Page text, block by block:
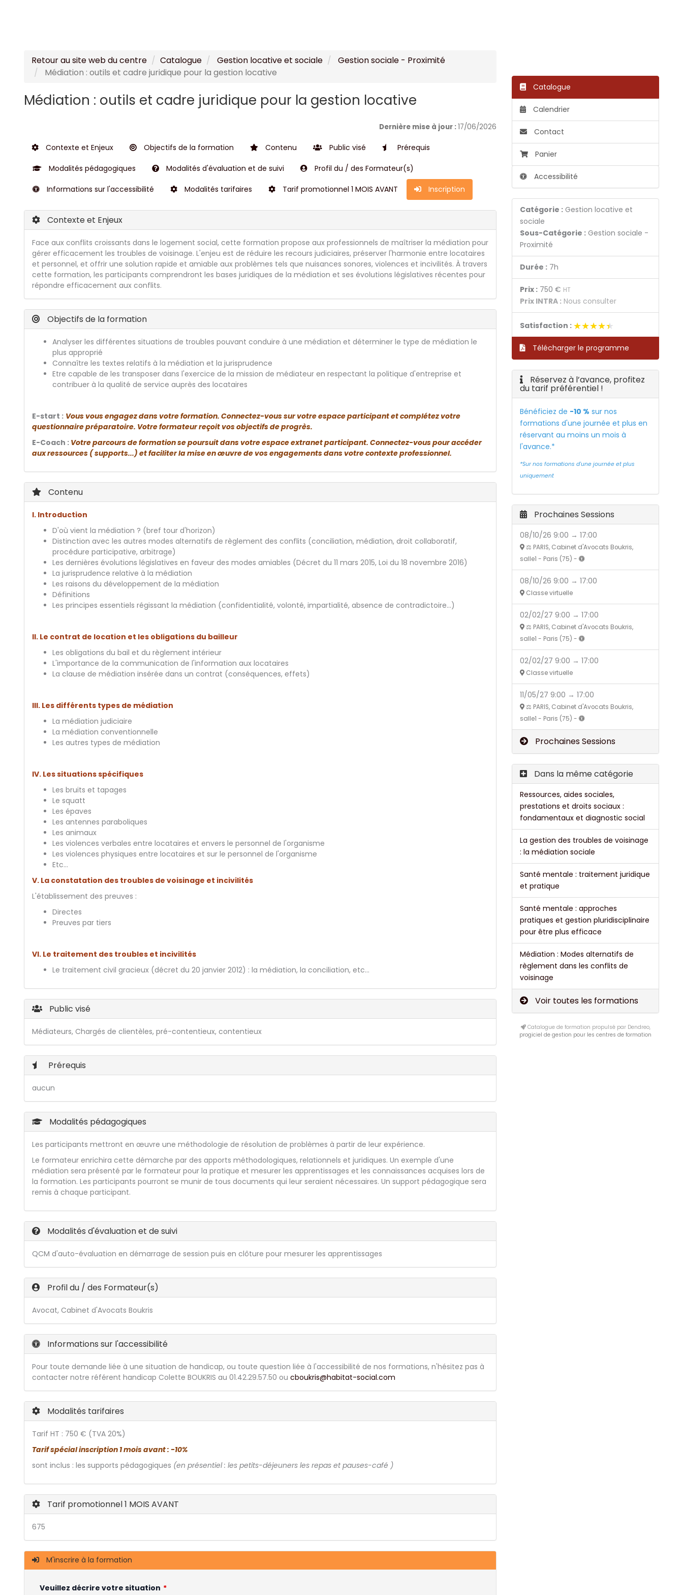
Retour au site web du centre Catalogue Gestion locative et sociale
Gestion sociale - Proximité
Médiation : outils et cadre juridique pour la gestion locative
Médiation : outils et cadre juridique pour la gestion locative
Dernière mise à jour :17/06/2026
Contexte et Enjeux Objectifs de la formation Contenu Public visé Prérequis
Modalités pédagogiques Modalités d'évaluation et de suivi Profil du / des Formateur(s)
Informations sur l'accessibilité Modalités tarifaires Tarif promotionnel 1 MOIS AVANT Inscription
Contexte et Enjeux
Face aux conflits croissants dans le logement social, cette formation propose aux professionnels de maîtriser la médiation pour
gérer efficacement les troubles de voisinage. L'enjeu est de réduire les recours judiciaires, préserver l'harmonie entre locataires
et personnel, et offrir une solution rapide et amiable aux problèmes tels que nuisances sonores, violences et incivilités. À travers
cette formation, les participants comprendront les bases juridiques de la médiation et ses évolutions législatives récentes pour
répondre efficacement aux conflits.
Objectifs de la formation
Analyser les différentes situations de troubles pouvant conduire à une médiation et déterminer le type de médiation le
plus approprié
Connaître les textes relatifs à la médiation et la jurisprudence
Etre capable de les transposer dans l'exercice de la mission de médiateur en respectant la politique d'entreprise et
contribuer à la qualité de service auprès des locataires
E-start : Vous vous engagez dans votre formation. Connectez-vous sur votre espace participant et complétez votre
questionnaire préparatoire. Votre formateur reçoit vos objectifs de progrès.
E-Coach : Votre parcours de formation se poursuit dans votre espace extranet participant. Connectez-vous pour accéder
aux ressources ( supports...) et faciliter la mise en œuvre de vos engagements dans votre contexte professionnel.
Contenu
I. Introduction
D'où vient la médiation ? (bref tour d'horizon)
Distinction avec les autres modes alternatifs de règlement des conflits (conciliation, médiation, droit collaboratif,
procédure participative, arbitrage)
Les dernières évolutions législatives en faveur des modes amiables (Décret du 11 mars 2015, Loi du 18 novembre 2016)
La jurisprudence relative à la médiation
Les raisons du développement de la médiation
Définitions
Les principes essentiels régissant la médiation (confidentialité, volonté, impartialité, absence de contradictoire…)
II. Le contrat de location et les obligations du bailleur
Les obligations du bail et du règlement intérieur
L'importance de la communication de l'information aux locataires
La clause de médiation insérée dans un contrat (conséquences, effets)
III. Les différents types de médiation
La médiation judiciaire
La médiation conventionnelle
Les autres types de médiation
IV. Les situations spécifiques
Les bruits et tapages
Le squatt
Les épaves
Les antennes paraboliques
Les animaux
Les violences verbales entre locataires et envers le personnel de l'organisme
Les violences physiques entre locataires et sur le personnel de l'organisme
Etc…
V. La constatation des troubles de voisinage et incivilités
L'établissement des preuves :
Directes
Preuves par tiers
VI. Le traitement des troubles et incivilités
Le traitement civil gracieux (décret du 20 janvier 2012) : la médiation, la conciliation, etc...
Public visé
Médiateurs, Chargés de clientèles, pré-contentieux, contentieux
Prérequis
aucun
Modalités pédagogiques
Les participants mettront en œuvre une méthodologie de résolution de problèmes à partir de leur expérience.
Le formateur enrichira cette démarche par des apports méthodologiques, relationnels et juridiques. Un exemple d'une
médiation sera présenté par le formateur pour la pratique et mesurer les apprentissages et les connaissances acquises lors de
la formation. Les participants pourront se munir de tous documents qui leur seraient nécessaires. Un support pédagogique sera
remis à chaque participant.
Modalités d'évaluation et de suivi
QCM d'auto-évaluation en démarrage de session puis en clôture pour mesurer les apprentissages
Profil du / des Formateur(s)
Avocat, Cabinet d'Avocats Boukris
Informations sur l'accessibilité
Pour toute demande liée à une situation de handicap, ou toute question liée à l'accessibilité de nos formations, n'hésitez pas à
contacter notre référent handicap Colette BOUKRIS au 01.42.29.57.50 ou cboukris@habitat-social.com
Modalités tarifaires
Tarif HT : 750 € (TVA 20%)
Tarif spécial inscription 1 mois avant : -10%
sont inclus : les supports pédagogiques (en présentiel : les petits-déjeuners les repas et pauses-café )
Tarif promotionnel 1 MOIS AVANT
675
M'inscrire à la formation
Veuillez décrire votre situation
Catalogue
Calendrier
Contact
Panier
Accessibilité
Catégorie : Gestion locative et
sociale
Sous-Catégorie : Gestion sociale -
Proximité
Durée : 7h
Prix : 750 € HT
Prix INTRA : Nous consulter
Satisfaction : ★★★★★
★★★★★
Télécharger le programme
Réservez à l’avance, profitez
du tarif préférentiel !
Bénéficiez de -10 % sur nos
formations d'une journée et plus en
réservant au moins un mois à
l'avance.*
*Sur nos formations d'une journée et plus
uniquement
Prochaines Sessions
08/10/26 9:00 → 17:00
⚖️ PARIS, Cabinet d'Avocats Boukris,
salle1 - Paris (75) -
08/10/26 9:00 → 17:00
Classe virtuelle
02/02/27 9:00 → 17:00
⚖️ PARIS, Cabinet d'Avocats Boukris,
salle1 - Paris (75) -
02/02/27 9:00 → 17:00
Classe virtuelle
11/05/27 9:00 → 17:00
⚖️ PARIS, Cabinet d'Avocats Boukris,
salle1 - Paris (75) -
Prochaines Sessions
Dans la même catégorie
Ressources, aides sociales,
prestations et droits sociaux :
fondamentaux et diagnostic social
La gestion des troubles de voisinage
: la médiation sociale
Santé mentale : traitement juridique
et pratique
Santé mentale : approches
pratiques et gestion pluridisciplinaire
pour être plus efficace
Médiation : Modes alternatifs de
règlement dans les conflits de
voisinage
Voir toutes les formations
Catalogue de formation propulsé par Dendreo,
progiciel de gestion pour les centres de formation